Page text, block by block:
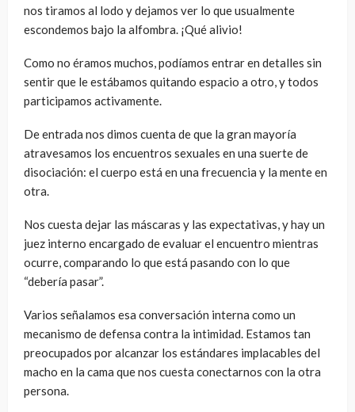
nos tiramos al lodo y dejamos ver lo que usualmente
escondemos bajo la alfombra. ¡Qué alivio!
Como no éramos muchos, podíamos entrar en detalles sin
sentir que le estábamos quitando espacio a otro, y todos
participamos activamente.
De entrada nos dimos cuenta de que la gran mayoría
atravesamos los encuentros sexuales en una suerte de
disociación: el cuerpo está en una frecuencia y la mente en
otra.
Nos cuesta dejar las máscaras y las expectativas, y hay un
juez interno encargado de evaluar el encuentro mientras
ocurre, comparando lo que está pasando con lo que
“debería pasar”.
Varios señalamos esa conversación interna como un
mecanismo de defensa contra la intimidad. Estamos tan
preocupados por alcanzar los estándares implacables del
macho en la cama que nos cuesta conectarnos con la otra
persona.